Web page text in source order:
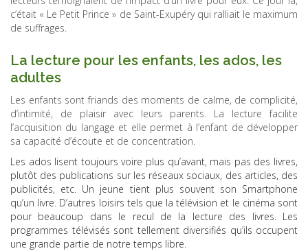
c’était « Le Petit Prince » de Saint-Exupéry qui ralliait le maximum
de suffrages.
La lecture pour les enfants, les ados, les
adultes
Les enfants sont friands des moments de calme, de complicité,
d’intimité, de plaisir avec leurs parents. La lecture facilite
l’acquisition du langage et elle permet à l’enfant de développer
sa capacité d’écoute et de concentration.
Les ados lisent toujours voire plus qu’avant, mais pas des livres,
plutôt des publications sur les réseaux sociaux, des articles, des
publicités, etc. Un jeune tient plus souvent son Smartphone
qu’un livre. D’autres loisirs tels que la télévision et le cinéma sont
pour beaucoup dans le recul de la lecture des livres. Les
programmes télévisés sont tellement diversifiés qu’ils occupent
une grande partie de notre temps libre.